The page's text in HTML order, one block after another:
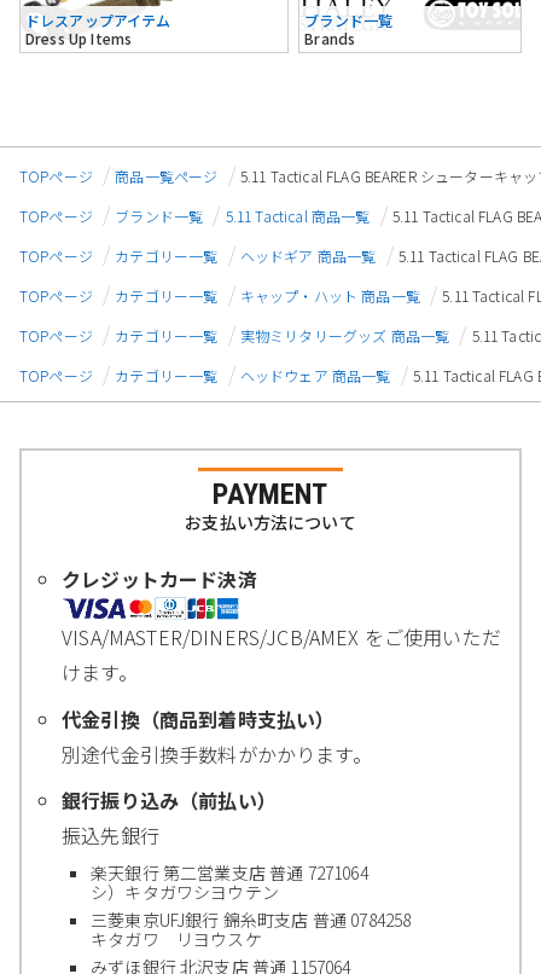
ドレスアップアイテム
Dress Up Items
ブランド一覧
Brands
TOPページ 商品一覧ページ
5.11 Tactical FLAG BEARER シューターキャ
TOPページ
ブランド一覧 5.11 Tactical 商品一覧
5.11 Tactical FLAG
TOPページ
カテゴリー一覧 ヘッドギア 商品一覧
5.11 Tactical FLAG
TOPページ
カテゴリー一覧 キャップ・ハット 商品一覧
5.11 Tactical
TOPページ
カテゴリー一覧 実物ミリタリーグッズ 商品一覧
5.11
TOPページ
カテゴリー一覧 ヘッドウェア 商品一覧 5.11 Tactical FLAG
PAYMENT
お支払い方法について
クレジットカード決済
VISA/MASTER/DINERS/JCB/AMEX をご使用いただ
けます。
代金引換（商品到着時支払い）
別途代金引換手数料がかかります。
銀行振り込み（前払い）
振込先銀行
楽天銀行 第二営業支店 普通 7271064
シ）キタガワシヨウテン
三菱東京UFJ銀行 錦糸町支店 普通 0784258
キタガワ リヨウスケ
みずほ銀行 北沢支店 普通 1157064